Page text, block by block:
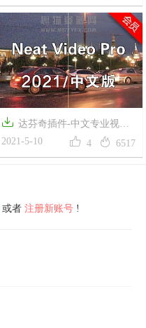
Digital Anarchy Beauty Box
Video 4.2.3 一键安装版
 达芬奇插件-中文专业视频
画面降噪插件 Neat Video Pro
5.4.1 for DaVinci Resolve + 基础
2021-5-10  4  6517
或者 注册新账号 !